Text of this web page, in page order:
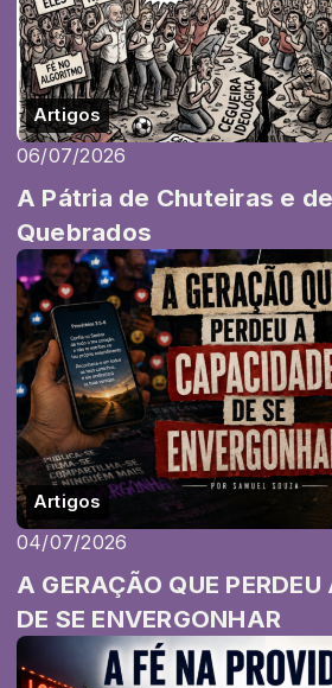
Artigos
06/07/2026
A Pátria de Chuteiras e
Quebrados
Artigos
04/07/2026
A GERAÇÃO QUE
DE SE ENVERGONHAR